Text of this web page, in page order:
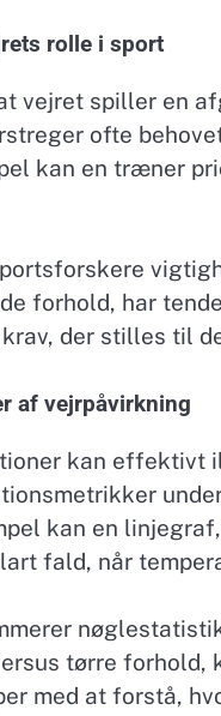
rolle i sport
vejret spiller en
ofte
kan en træner
forhold, har
der stilles til
af vejrpåvirkning
kan effektivt
kan en
fald, når
tørre
med at forstå,